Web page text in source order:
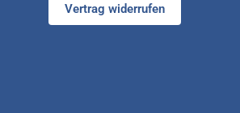
Vertrag widerrufen